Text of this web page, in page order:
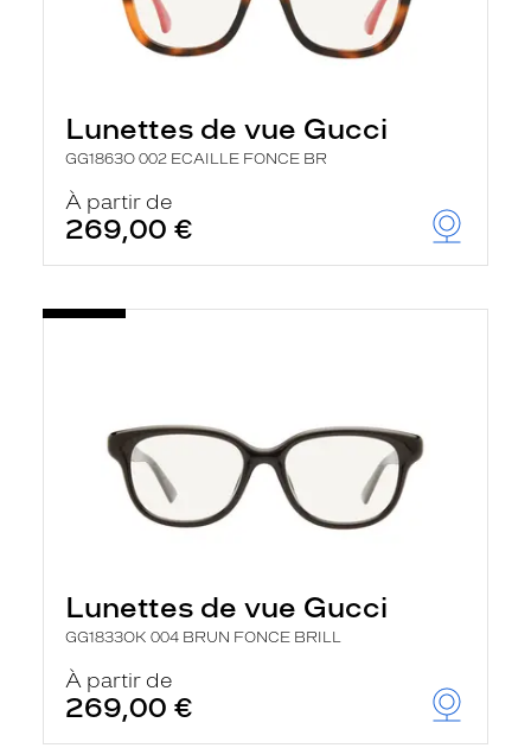
Lunettes de vue Gucci
GG1863O 002 ECAILLE FONCE BR
À partir de
269,00 €
Lunettes de vue Gucci
GG1833OK 004 BRUN FONCE BRILL
À partir de
269,00 €